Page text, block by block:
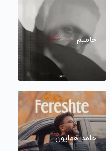
حامیم
حامد همایون